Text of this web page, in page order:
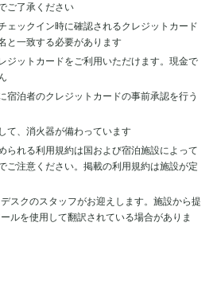
ご了承ください
ェックイン時に確認されるクレジットカード
と一致する必要があります
ジットカードをご利用いただけます。現金で
宿泊者のクレジットカードの事前承認を行う
て、消火器が備わっています
られる利用規約は国および宿泊施設によって
ご注意ください。掲載の利用規約は施設が定
スクのスタッフがお迎えします。施設から提
ルを使用して翻訳されている場合がありま